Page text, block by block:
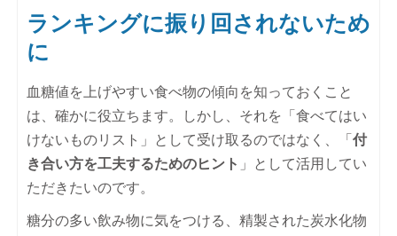
ランキングに振り回されないため
に
血糖値を上げやすい食べ物の傾向を知っておくこと
は、確かに役立ちます。しかし、それを「食べてはい
けないものリスト」として受け取るのではなく、「 付
き合い方を工夫するためのヒント 」として活用してい
ただきたいのです。
糖分の多い飲み物に気をつける、精製された炭水化物